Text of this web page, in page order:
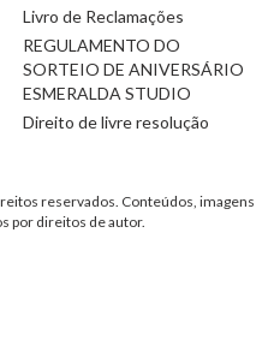
Livro de Reclamações
REGULAMENTO DO
SORTEIO DE ANIVERSÁRIO
ESMERALDA STUDIO
Direito de livre resolução
reservados. Conteúdos, imagens
por direitos de autor.